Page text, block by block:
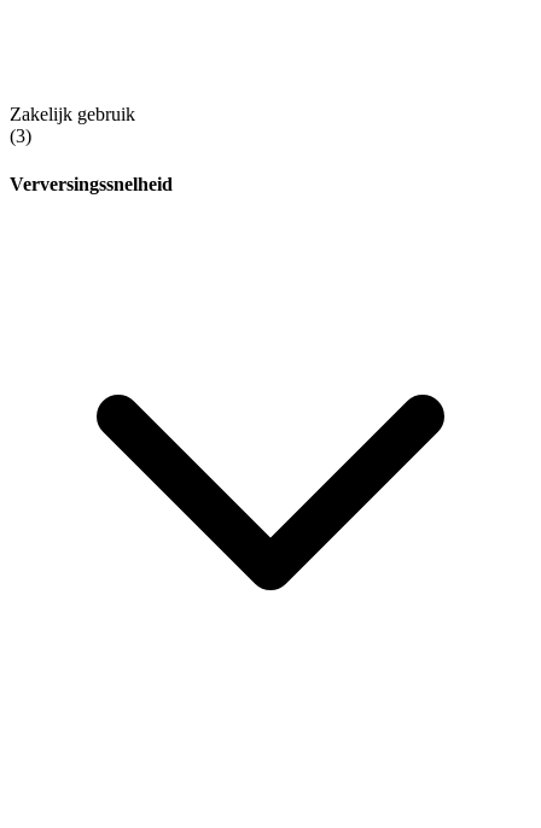
Zakelijk gebruik
(3)
Verversingssnelheid